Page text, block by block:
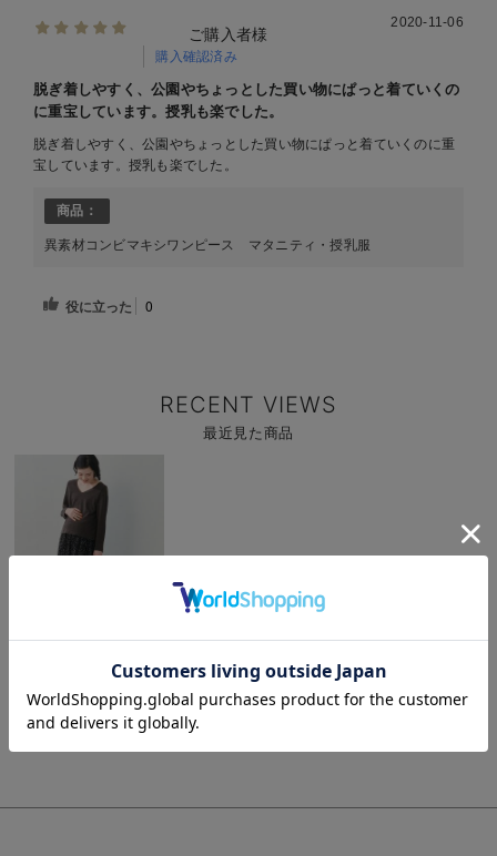
ご購入者様
購入確認済み
2020-11-06
脱ぎ着しやすく、公園やちょっとした買い物にぱっと着ていくの
に重宝しています。授乳も楽でした。
脱ぎ着しやすく、公園やちょっとした買い物にぱっと着ていくのに重
宝しています。授乳も楽でした。
商品：
異素材コンビマキシワンピース マタニティ・授乳服
役に立った 0
RECENT VIEWS
最近見た商品
詳
を
る
異素材コンビマキシワ
ンピース マタニテ
ィ・授乳服
￥7,678 (税込)
お気に入り商品を確認する